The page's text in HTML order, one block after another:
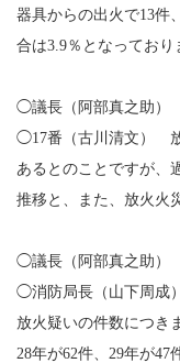
器具からの出火で13件
合は3.9％となっており
◯議長（阿部真之助）
◯17番（古川清文）
あるとのことですが、
推移と、また、放火火
◯議長（阿部真之助）
◯消防局長（山下周成
放火疑いの件数につき
28年が62件、29年が47